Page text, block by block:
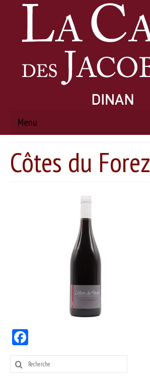
Menu
À PROPOS
Autres produits
SERVICES
DÉGUSTER
Côtes du Forez
Rechercher
: